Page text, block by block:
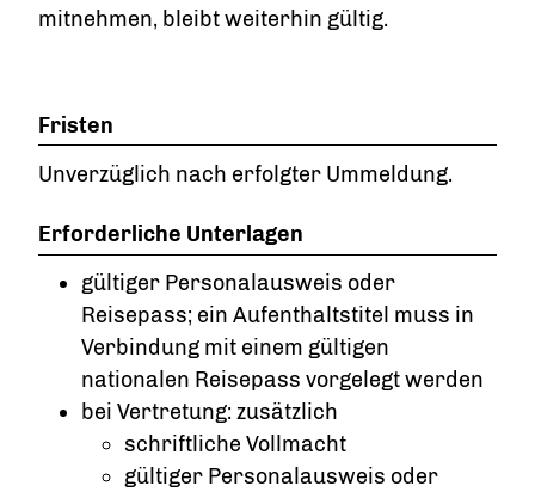
mitnehmen, bleibt weiterhin gültig.
Fristen
Unverzüglich nach erfolgter Ummeldung.
Erforderliche Unterlagen
gültiger Personalausweis oder
Reisepass; ein Aufenthaltstitel muss in
Verbindung mit einem gültigen
nationalen Reisepass vorgelegt werden
bei Vertretung: zusätzlich
schriftliche Vollmacht
gültiger Personalausweis oder